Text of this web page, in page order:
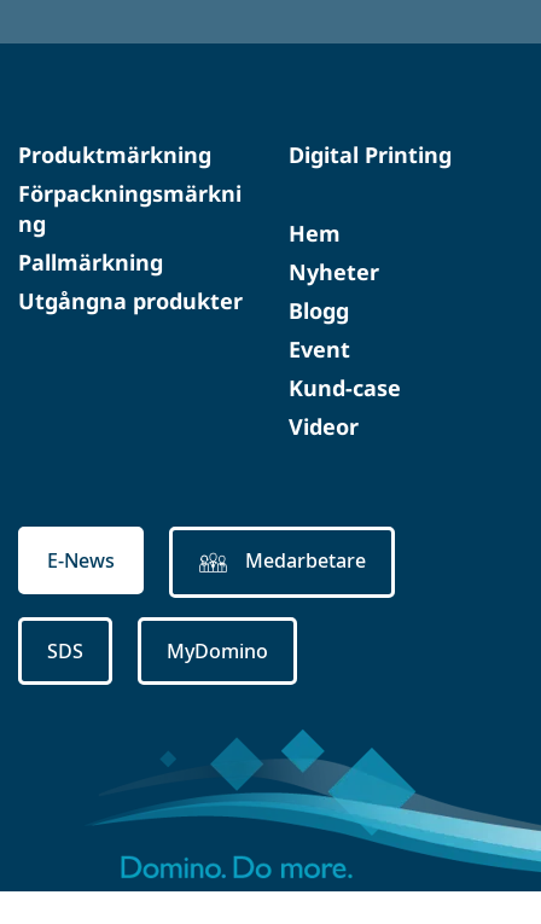
Produktmärkning
Förpackningsmärkni
ng
Pallmärkning
Utgångna produkter
Digital Printing
Hem
Nyheter
Blogg
Event
Kund-case
Videor
E-News Medarbetare
SDS MyDomino